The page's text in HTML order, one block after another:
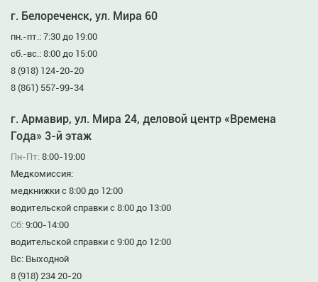
г. Белореченск, ул. Мира 60
пн.-пт.: 7:30 до 19:00
сб.-вс.: 8:00 до 15:00
8 (918) 124-20-20
8 (861) 557-99-34
г. Армавир, ул. Мира 24, деловой центр «Времена
Года» 3-й этаж
Пн-Пт: 8:00-19:00
Медкомиссия:
медкнижки с 8:00 до 12:00
водительской справки с 8:00 до 13:00
Сб: 9:00-14:00
водительской справки с 9:00 до 12:00
Вс: Выходной
8 (918) 234 20-20